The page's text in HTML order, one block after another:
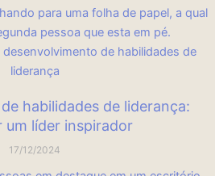
habilidades de liderança:
um líder inspirador
17/12/2024